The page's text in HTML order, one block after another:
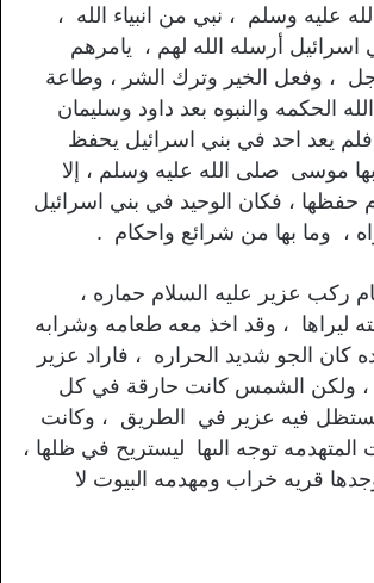
عليه وسلم ، نبي من انبياء الله ،
اسرائيل أرسله الله لهم ، يامرهم
، وفعل الخير وترك الشر ، وطاعة
الحكمه والنبوه بعد داود وسليمان
فلم يعد احد في بني اسرائيل يحفظ
بها موسى صلى الله عليه وسلم ، إلا
حفظها ، فكان الوحيد في بني اسرائيل
، وما بها من شرائع واحكام .
ركب عزير عليه السلام حماره ،
ليراها ، وقد اخذ معه طعامه وشرابه
كان الجو شديد الحراره ، فاراد عزير
، ولكن الشمس كانت حارقة في كل
فيه عزير في الطريق ، وكانت
توجه الىها ليستريح في ظلها ،
قريه خراب ومهدمه البيوت لا